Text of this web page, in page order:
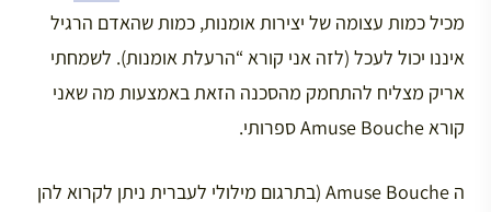
מכיל כמות עצומה של יצירות אומנות, כמות שהאדם הרגיל
איננו יכול לעכל (לזה אני קורא “הרעלת אומנות). לשמחתי
אריק מצליח להתחמק מהסכנה הזאת באמצעות מה שאני
קורא Amuse Bouche ספרותי.
ה Amuse Bouche (בתרגום מילולי לעברית ניתן לקרוא להן